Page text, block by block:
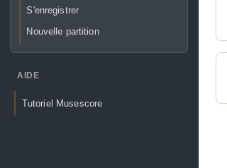
S'enregistrer
Nouvelle partition
AIDE
Tutoriel Musescore